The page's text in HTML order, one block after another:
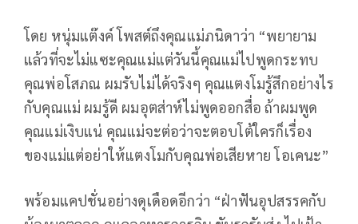
โดย หนุ่มแต๊งค์ โพสต์ถึงคุณแม่ภนิดาว่า “พยายาม
แล้วที่จะไม่แซะคุณแม่แต่วันนี้คุณแม่ไปพูดกระทบ
คุณพ่อโสภณ ผมรับไม่ได้จริงๆ คุณแตงโมรู้สึกอย่างไร
กับคุณแม่ ผมรู้ดี ผมอุตส่าห์ไม่พูดออกสื่อ ถ้าผมพูด
คุณแม่เงิบแน่ คุณแม่จะต่อว่าจะตอบโต้ใครก็เรื่อง
ของแม่แต่อย่าให้แตงโมกับคุณพ่อเสียหาย โอเคนะ”
พร้อมแคปชั่นอย่างดุเดือดอีกว่า “ฝ่าฟันอุปสรรคกับ